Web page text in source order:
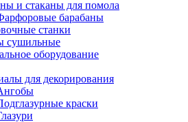
и стаканы для помола
барабаны
станки
сушильные
оборудование
для декорирования
краски